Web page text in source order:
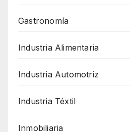
Gastronomía
Industria Alimentaria
Industria Automotriz
Industria Téxtil
Inmobiliaria